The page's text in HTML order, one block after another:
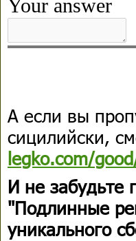
А если вы
сицилийски,
legko.com/
И не забудьте
"Подлинные
уникального